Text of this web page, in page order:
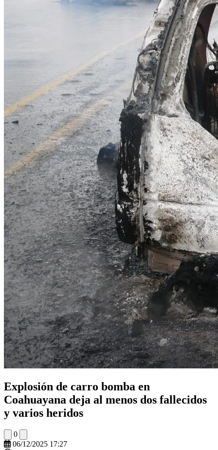
Explosión de carro bomba en
Coahuayana deja al menos dos fallecidos
y varios heridos
0
06/12/2025 17:27